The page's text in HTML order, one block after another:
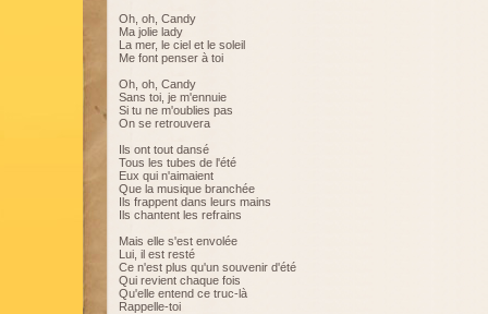
Oh, oh, Candy
Ma jolie lady
La mer, le ciel et le soleil
Me font penser à toi
Oh, oh, Candy
Sans toi, je m'ennuie
Si tu ne m'oublies pas
On se retrouvera
Ils ont tout dansé
Tous les tubes de l'été
Eux qui n'aimaient
Que la musique branchée
Ils frappent dans leurs mains
Ils chantent les refrains
Mais elle s'est envolée
Lui, il est resté
Ce n'est plus qu'un souvenir d'été
Qui revient chaque fois
Qu'elle entend ce truc-là
Rappelle-toi